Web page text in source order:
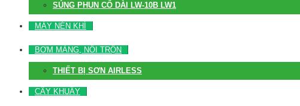
SÚNG PHUN CỔ DÀI LW-10B LW1
MÁY NÉN KHÍ
BƠM MÀNG, NỒI TRỘN
THIẾT BỊ SƠN AIRLESS
CÂY KHUẤY